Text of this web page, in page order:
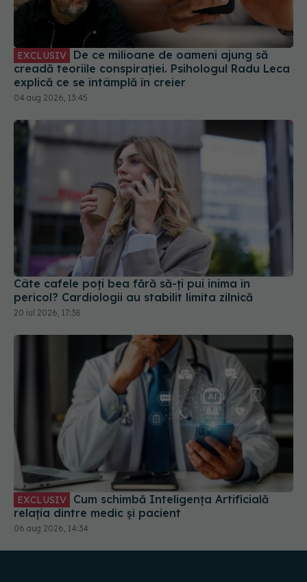
EXCLUSIV
creadă teoriile conspirației. Psihologul Radu Leca
explică ce se întâmplă în creier
04 aug 2026, 13:45
Câte cafele poți bea fără să-ți pui inima în
pericol? Cardiologii au stabilit limita zilnică
20 iul 2026, 17:38
EXCLUSIV
relația dintre medic și pacient
06 aug 2026, 14:34